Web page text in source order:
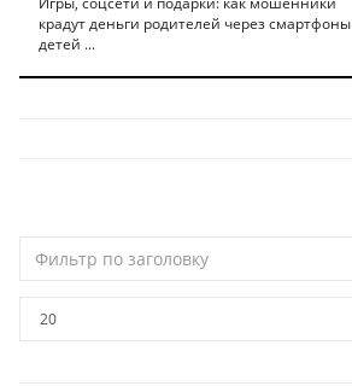
крадут деньги родителей через смартфоны
детей ...
по